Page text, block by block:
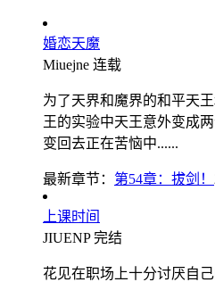
婚恋天魔
Miuejne 连载
为了天界和魔界的和平天
王的实验中天王意外变成
变回去正在苦恼中......
最新章节： 第54章：拔剑！
上课时间
JIUENP 完结
花见在职场上十分讨厌自